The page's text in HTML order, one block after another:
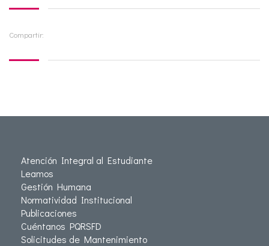
Compartir:
Atención Integral al Estudiante
Leamos
Gestión Humana
Normatividad Institucional
Publicaciones
Cuéntanos PQRSFD
Solicitudes de Mantenimiento